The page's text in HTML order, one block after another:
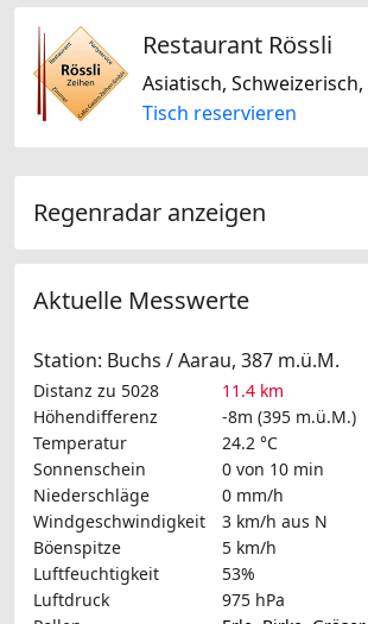
Restaurant Rössli
Tisch reservieren
Regenradar anzeigen
Aktuelle Messwerte
Station: Buchs / Aarau, 387 m.ü.M.
Distanz zu 5028
11.4 km
Höhendifferenz
-8m (395 m.ü.M.)
Temperatur
24.2 °C
Sonnenschein
0 von 10 min
Niederschläge
0 mm/h
Windgeschwindigkeit
3 km/h aus N
Böenspitze
5 km/h
Luftfeuchtigkeit
53%
Luftdruck
975 hPa